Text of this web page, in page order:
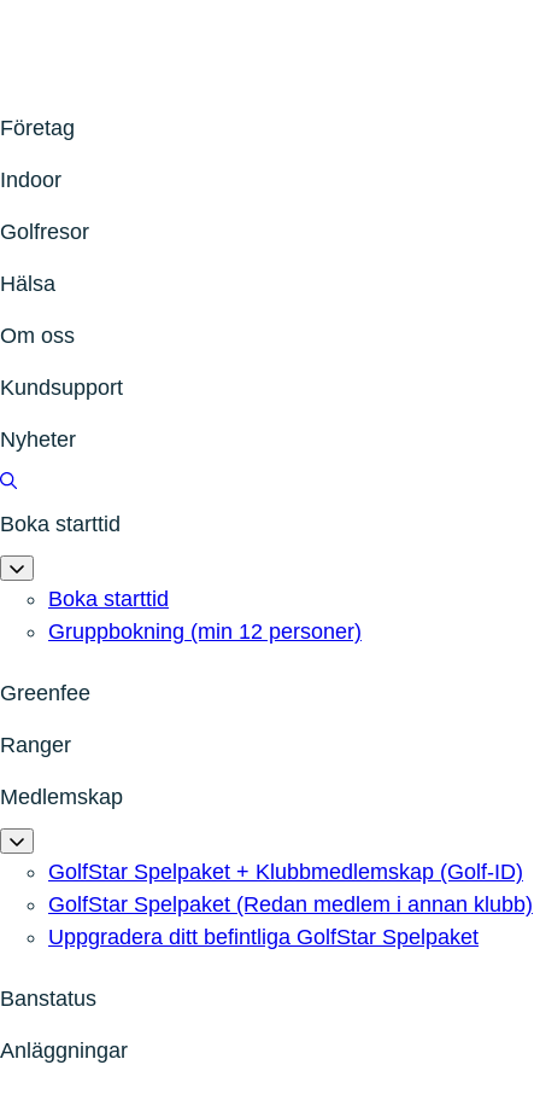
Företag
Indoor
Golfresor
Hälsa
Om oss
Kundsupport
Nyheter
Boka starttid
Boka starttid
Gruppbokning (min 12 personer)
Greenfee
Ranger
Medlemskap
GolfStar Spelpaket + Klubbmedlemskap (Golf-ID)
GolfStar Spelpaket (Redan medlem i annan klubb)
Uppgradera ditt befintliga GolfStar Spelpaket
Banstatus
Anläggningar